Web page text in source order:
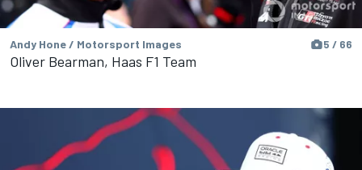
Andy Hone / Motorsport Images 5 / 66
Oliver Bearman, Haas F1 Team